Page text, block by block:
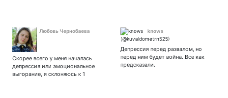
Любовь Чернобаева
Скорее всего у меня началась
депрессия или эмоциональное
выгорание, я склоняюсь к 1
knows
Депрессия перед развалом, но
перед ним будет война. Все как
предсказали.